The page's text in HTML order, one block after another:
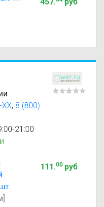
, 8 (800)
21:00
111.00руб